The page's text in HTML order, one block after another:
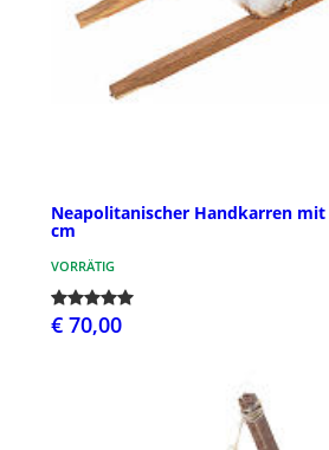
Neapolitanischer Handkarren mit
cm
VORRÄTIG
€ 70,00